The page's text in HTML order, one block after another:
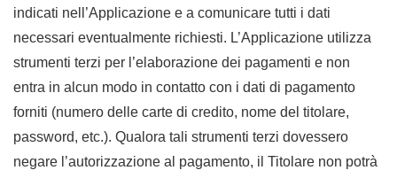
indicati nell’Applicazione e a comunicare tutti i dati
necessari eventualmente richiesti. L’Applicazione utilizza
strumenti terzi per l’elaborazione dei pagamenti e non
entra in alcun modo in contatto con i dati di pagamento
forniti (numero delle carte di credito, nome del titolare,
password, etc.). Qualora tali strumenti terzi dovessero
negare l’autorizzazione al pagamento, il Titolare non potrà